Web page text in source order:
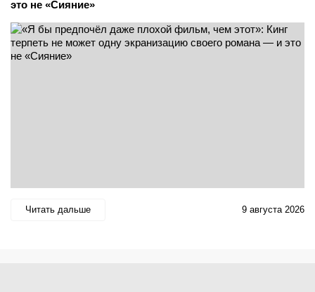
это не «Сияние»
Читать дальше 9 августа 2026